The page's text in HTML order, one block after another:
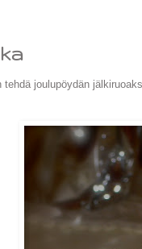
tehdä joulupöydän